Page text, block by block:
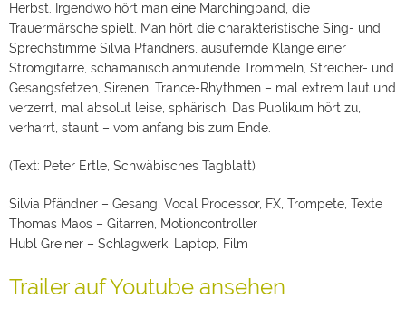
Herbst. Irgendwo hört man eine Marchingband, die
Trauermärsche spielt. Man hört die charakteristische Sing- und
Sprechstimme Silvia Pfändners, ausufernde Klänge einer
Stromgitarre, schamanisch anmutende Trommeln, Streicher- und
Gesangsfetzen, Sirenen, Trance-Rhythmen – mal extrem laut und
verzerrt, mal absolut leise, sphärisch. Das Publikum hört zu,
verharrt, staunt – vom anfang bis zum Ende.
(Text: Peter Ertle, Schwäbisches Tagblatt)
Silvia Pfändner – Gesang, Vocal Processor, FX, Trompete, Texte
Thomas Maos – Gitarren, Motioncontroller
Hubl Greiner – Schlagwerk, Laptop, Film
Trailer auf Youtube ansehen